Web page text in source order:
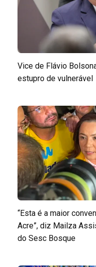
Vice de Flávio
estupro de vulnerável
“Esta é a maior
Acre”, diz Mailza
do Sesc Bosque